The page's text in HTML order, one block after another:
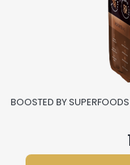
BOOSTED BY